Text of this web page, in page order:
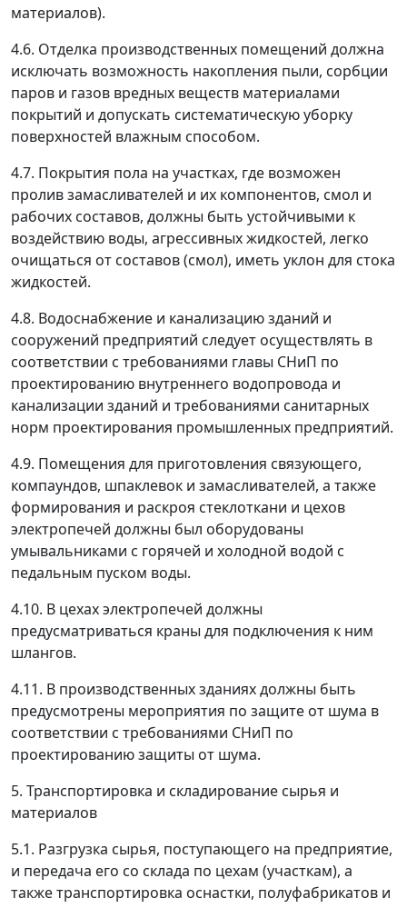
материалов).
4.6. Отделка производственных помещений должна
исключать возможность накопления пыли, сорбции
паров и газов вредных веществ материалами
покрытий и допускать систематическую уборку
поверхностей влажным способом.
4.7. Покрытия пола на участках, где возможен
пролив замасливателей и их компонентов, смол и
рабочих составов, должны быть устойчивыми к
воздействию воды, агрессивных жидкостей, легко
очищаться от составов (смол), иметь уклон для стока
жидкостей.
4.8. Водоснабжение и канализацию зданий и
сооружений предприятий следует осуществлять в
соответствии с требованиями главы СНиП по
проектированию внутреннего водопровода и
канализации зданий и требованиями санитарных
норм проектирования промышленных предприятий.
4.9. Помещения для приготовления связующего,
компаундов, шпаклевок и замасливателей, а также
формирования и раскроя стеклоткани и цехов
электропечей должны был оборудованы
умывальниками с горячей и холодной водой с
педальным пуском воды.
4.10. В цехах электропечей должны
предусматриваться краны для подключения к ним
шлангов.
4.11. В производственных зданиях должны быть
предусмотрены мероприятия по защите от шума в
соответствии с требованиями СНиП по
проектированию защиты от шума.
5. Транспортировка и складирование сырья и
материалов
5.1. Разгрузка сырья, поступающего на предприятие,
и передача его со склада по цехам (участкам), а
также транспортировка оснастки, полуфабрикатов и